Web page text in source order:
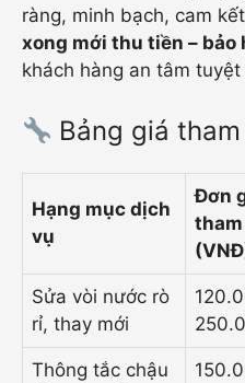
ràng, minh bạch, cam kết
xong mới thu tiền – bảo
khách hàng an tâm
Bảng giá
Hạng mục dịch
vụ
Đơn
Sửa vòi nước rò
rỉ, thay mới
Thông tắc chậu